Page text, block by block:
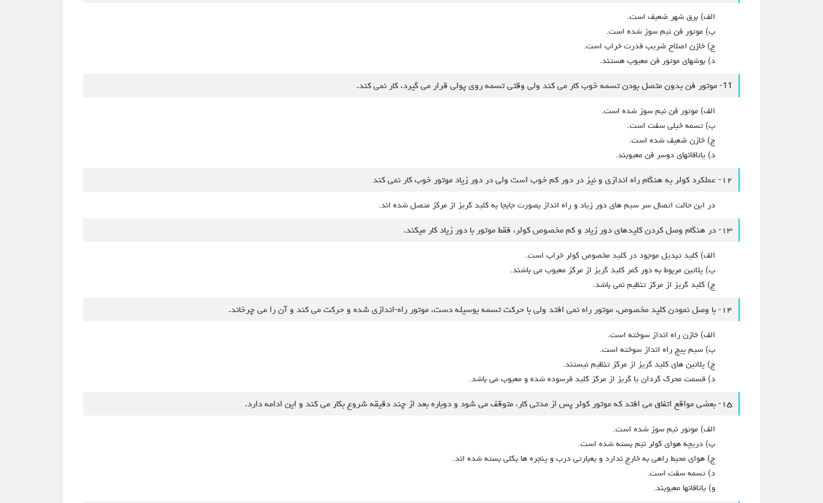
الف) برق شهر ضعیف است.
ب) موتور فن نیم سوز شده است.
ج) خازن اصلاح ضریب قدرت خراب است.
د) بوشهای موتور فن معیوب هستند.
11- موتور فن بدون متصل بودن تسمه خوب کار می کند ولی وقتی تسمه روی پولی قرار می گیرد، کار نمی کند.
الف) موتور فن نیم سوز شده است.
ب) تسمه خیلی سفت است.
ج) خازن ضعیف شده است.
د) ياتاقانهای دوسر فن معیوبند.
۱۲- عملکرد کولر به هنگام راه اندازی و نیز در دور کم خوب است ولی در دور زیاد موتور خوب کار نمی کند
در این حالت اتصال سر سیم های دور زیاد و راه انداز بصورت جابجا به کلید گریز از مرکز متصل شده اند.
۱۳- در هنگام وصل کردن کلیدهای دور زیاد و کم مخصوص کولر، فقط موتور با دور زیاد کار میکند.
الف) کلید تبدیل موجود در کلید مخصوص کولر خراب است.
ب) پلاتین مربوط به دور کمر کلید گریز از مرکز معیوب می باشند.
ج) کلید گریز از مرکز تنظیم نمی باشد.
۱۴- با وصل نمودن کلید مخصوص، موتور راه نمی افتد ولی با حرکت تسمه بوسيله دست، موتور راه-اندازی شده و حرکت می کند و آن را می چرخاند.
الف) خازن راه انداز سوخته است.
ب) سیم پیچ راه انداز سوخته است.
ج) پلاتین های کلید گریز از مرکز تنظيم نيستند.
د) قسمت محرک گردان یا گریز از مرکز کلید فرسوده شده و معیوب می باشد.
۱۵- بعضی مواقع اتفاق می افتد که موتور کولر پس از مدتی کار، متوقف می شود و دوباره بعد از چند دقیقه شروع بکار می کند و این ادامه دارد.
الف) موتور نیم سوز شده است.
ب) دریچه هوای کولر نیم بسته شده است.
ج) هوای محیط راهی به خارج ندارد و بعبارتی درب و پنجره ها بکلی بسته شده اند.
د) تسمه سفت است.
و) ياتاقانها معیوبند.